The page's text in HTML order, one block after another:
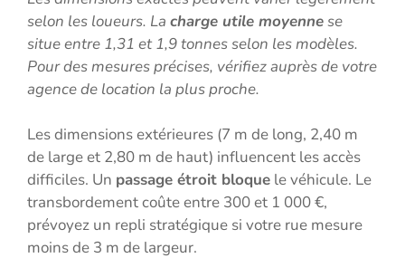
selon les loueurs. La charge utile moyennese
situe entre 1,31 et 1,9 tonnes selon les modèles.
Pour des mesures précises, vérifiez auprès de votre
agence de location la plus proche.
Les dimensions extérieures (7 m de long, 2,40 m
de large et 2,80 m de haut) influencent les accès
difficiles. Un passage étroit bloque le véhicule. Le
transbordement coûte entre 300 et 1 000 €,
prévoyez un repli stratégique si votre rue mesure
moins de 3 m de largeur.